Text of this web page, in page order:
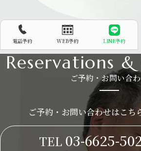
電話予約 WEB予約 LINE予約
Reservations
ご予約・お問い合
ご予約・お問い合わせはこち
TEL 03-6625-